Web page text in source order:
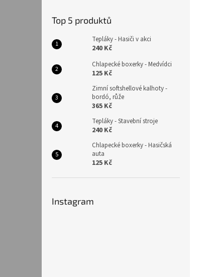
Top 5 produktů
Tepláky - Hasiči v akci
240 Kč
Chlapecké boxerky - Medvídci
125 Kč
Zimní softshellové kalhoty -
bordó, růže
365 Kč
Tepláky - Stavební stroje
240 Kč
Chlapecké boxerky - Hasičská
auta
125 Kč
Instagram